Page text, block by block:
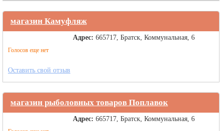
магазин Камуфляж
Голосов еще нет
Адрес: 665717, Братск, Коммунальная, 6
Оставить свой отзыв
магазин рыболовных товаров Поплавок
Адрес: 665717, Братск, Коммунальная, 6